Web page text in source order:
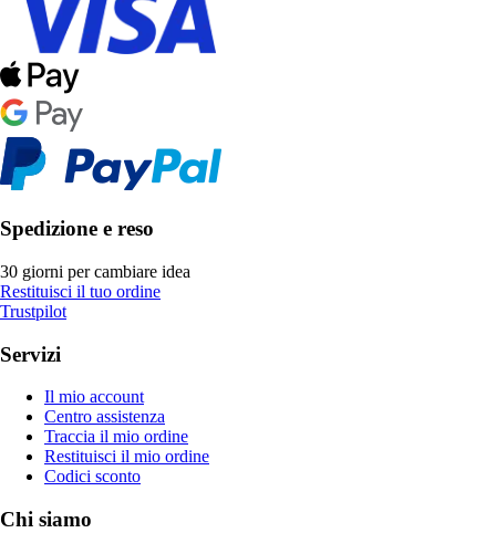
Spedizione e reso
30 giorni per cambiare idea
Restituisci il tuo ordine
Trustpilot
Servizi
Il mio account
Centro assistenza
Traccia il mio ordine
Restituisci il mio ordine
Codici sconto
Chi siamo